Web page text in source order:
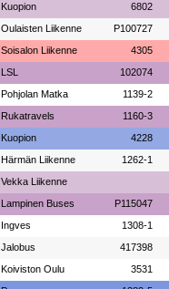
Kuopion 6802
Oulaisten Liikenne P100727
Soisalon Liikenne 4305
LSL 102074
Pohjolan Matka 1139-2
Rukatravels 1160-3
Kuopion 4228
Härmän Liikenne 1262-1
Vekka Liikenne
Lampinen Buses P115047
Ingves 1308-1
Jalobus 417398
Koiviston Oulu 3531